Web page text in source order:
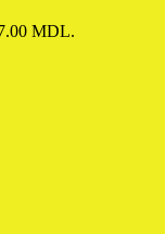
MDL.